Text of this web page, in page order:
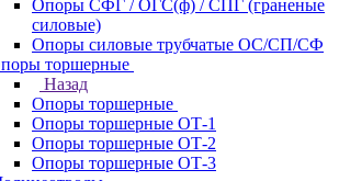
Опоры СФГ / ОГС(ф) / СПГ (граненые
силовые)
Опоры силовые трубчатые ОС/СП/СФ
торшерные
Назад
Опоры торшерные
Опоры торшерные ОТ-1
Опоры торшерные ОТ-2
Опоры торшерные ОТ-3